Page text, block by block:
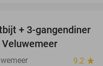
+ 3-gangendiner
9.2 star